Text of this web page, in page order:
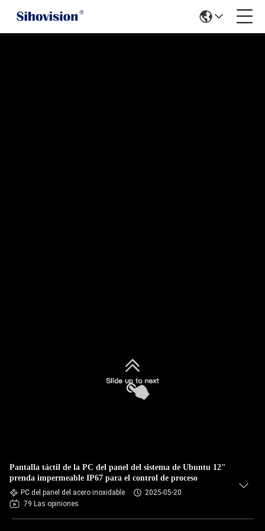
Pantalla táctil de la PC del panel del sistema de Ubuntu 12"
prenda impermeable IP67 para el control de proceso
PC del panel del acero inoxidable
2025-05-20
79 Las opiniones